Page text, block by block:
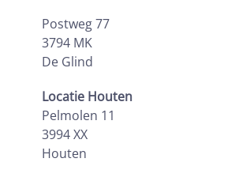
Postweg 77
3794 MK
De Glind
Locatie Houten
Pelmolen 11
3994 XX
Houten